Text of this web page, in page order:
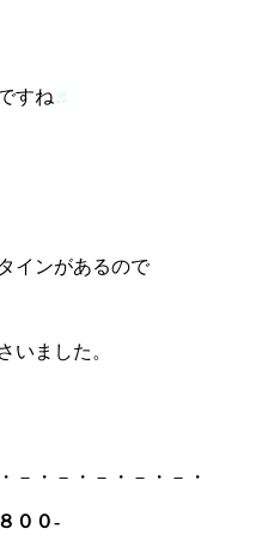
すね ♬
インがあるので
いました。
－・－・－・－・－・
００‐